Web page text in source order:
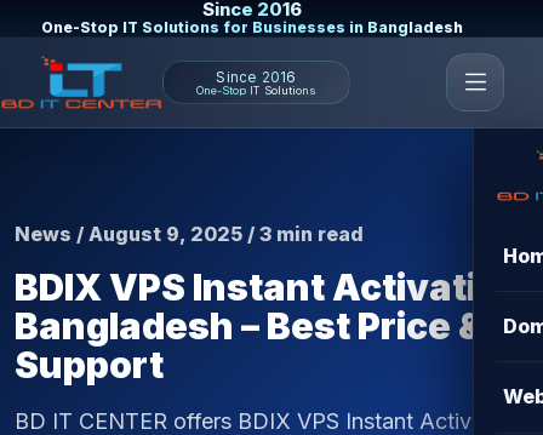
Since 2016
One-Stop IT Solutions for Businesses in Bangladesh
Since 2016
One-Stop IT Solutions
News / August 9, 2025 / 3 min read
BDIX VPS Instant Activation
Bangladesh – Best Price &
Support
BD IT CENTER offers BDIX VPS Instant Activation